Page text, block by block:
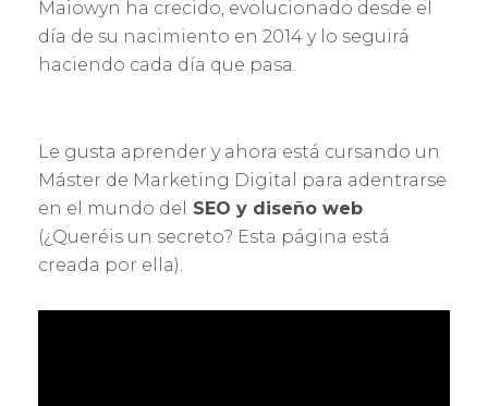
Maiowyn ha crecido, evolucionado desde el
día de su nacimiento en 2014 y lo seguirá
haciendo cada día que pasa.
Le gusta aprender y ahora está cursando un
Máster de Marketing Digital
para adentrarse
en el mundo del
SEO y diseño web
(¿Queréis un secreto? Esta página está
creada por ella).